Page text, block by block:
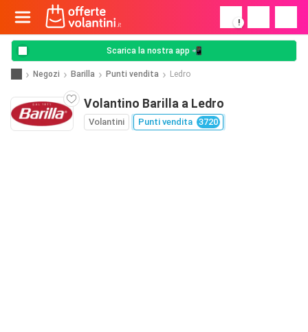
!
Scarica la nostra app 📲
Negozi Barilla Punti vendita Ledro
Volantino Barilla a Ledro
Volantini Punti vendita 3720